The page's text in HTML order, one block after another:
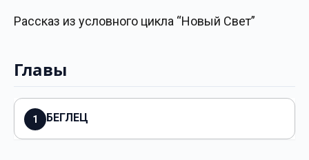
Рассказ из условного цикла “Новый Свет”
Главы
1 БЕГЛЕЦ